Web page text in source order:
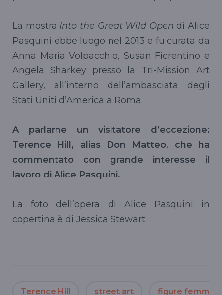
La mostra Into the Great Wild Open di Alice
Pasquini ebbe luogo nel 2013 e fu curata da
Anna Maria Volpacchio, Susan Fiorentino e
Angela Sharkey presso la Tri-Mission Art
Gallery, all’interno dell’ambasciata degli
Stati Uniti d’America a Roma.
A parlarne un visitatore d’eccezione:
Terence Hill, alias Don Matteo, che ha
commentato con grande interesse il
lavoro di Alice Pasquini.
La foto dell’opera di Alice Pasquini in
copertina è di Jessica Stewart.
Terence Hill street art figure femminili